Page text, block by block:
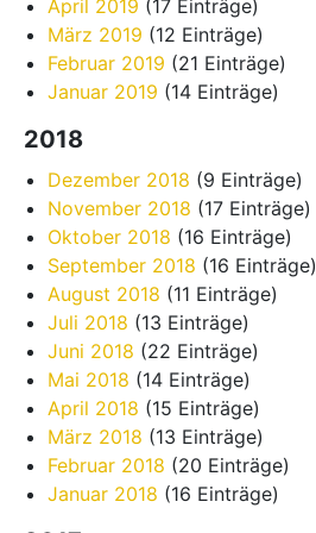
April 2019 (17 Einträge)
März 2019 (12 Einträge)
Februar 2019 (21 Einträge)
Januar 2019 (14 Einträge)
2018
Dezember 2018 (9 Einträge)
November 2018 (17 Einträge)
Oktober 2018 (16 Einträge)
September 2018 (16 Einträge)
August 2018 (11 Einträge)
Juli 2018 (13 Einträge)
Juni 2018 (22 Einträge)
Mai 2018 (14 Einträge)
April 2018 (15 Einträge)
März 2018 (13 Einträge)
Februar 2018 (20 Einträge)
Januar 2018 (16 Einträge)